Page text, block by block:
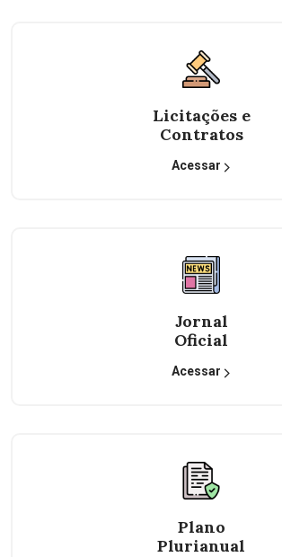
Licitações e
Contratos
Acessar
Jornal
Oficial
Acessar
Plano
Plurianual